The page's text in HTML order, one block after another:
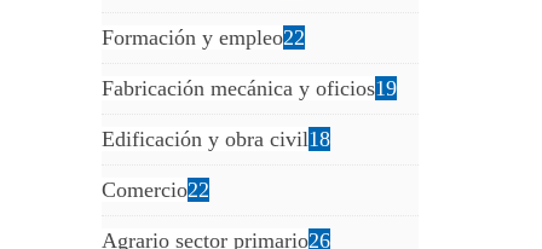
Formación y empleo22
Fabricación mecánica y oficios19
Edificación y obra civil18
Comercio22
Agrario sector primario26